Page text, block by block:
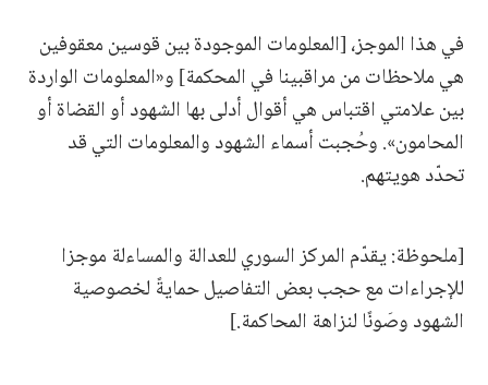
في هذا الموجز، [المعلومات الموجودة بين قوسين معقوفين
هي ملاحظات من مراقبينا في المحكمة] و«المعلومات الواردة
بين علامتي اقتباس هي أقوال أدلى بها الشهود أو القضاة أو
المحامون». وحُجبت أسماء الشهود والمعلومات التي قد
تحدّد هويتهم.
[ملحوظة: يقدّم المركز السوري للعدالة والمساءلة موجزا
للإجراءات مع حجب بعض التفاصيل حمايةً لخصوصية
الشهود وصَونًا لنزاهة المحاكمة.]